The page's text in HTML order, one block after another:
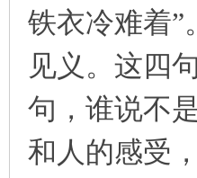
铁衣冷难着”
见义。这四
句，谁说不
和人的感受